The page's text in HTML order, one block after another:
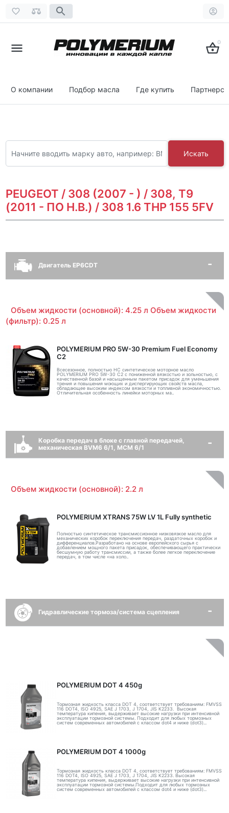
0
О компании Подбор масла Где купить
Искать
PEUGEOT / 308 (2007 - ) / 308, T9
(2011 - ПО Н.В.) / 308 1.6 THP 155 5FV
Двигатель EP6CDT
Объем жидкости (основной): 4.25 л Объем жидкости
(фильтр): 0.25 л
POLYMERIUM PRO 5W-30 Premium Fuel Economy
С2
Всесезонное, полностью HC синтетическое моторное масло
POLYMERIUM PRO 5W-30 C2 с пониженной вязкостью и зольностью, с
качественной базой и насыщенным пакетом присадок для уменьшения
трения и повышения моющих и диспергирующих свойств масла,
обладающее высоким индексом вязкости и топливной экономичностью.
Отличительная особенность линейки моторных ма..
Коробка передач в блоке с главной передачей,
механическая BVM6 6/1, MCM 6/1
Объем жидкости (основной): 2.2 л
POLYMERIUM XTRANS 75W LV 1L Fully synthetic
Полностью синтетическое трансмиссионное низковязкое масло для
механических коробок переключения передач, раздаточных коробок и
дифференциалов.Разработано на основе европейского сырья с
добавлением мощного пакета присадок, обеспечивающего практически
бесшумную работу трансмиссии, а также более легкое переключение
передач, в том числе «на холо..
Гидравлические тормоза/система сцепления
POLYMERIUM DOT 4 450g
Тормозная жидкость класса DOT 4, соответствует требованиям: FMVSS
116 DOT4, ISO 4925, SAE J 1703, J 1704, JIS K2233. Высокая
температура кипения, выдерживает высокие нагрузки при интенсивной
эксплуатации тормозной системы. Подходит для любых тормозных
систем современных автомобилей с классом dot4 и ниже (dot3)...
POLYMERIUM DOT 4 1000g
Тормозная жидкость класса DOT 4, соответствует требованиям: FMVSS
116 DOT4, ISO 4925, SAE J 1703, J 1704, JIS K2233. Высокая
температура кипения, выдерживает высокие нагрузки при интенсивной
эксплуатации тормозной системы.Подходит для любых тормозных
систем современных автомобилей с классом dot4 и ниже (dot3)...